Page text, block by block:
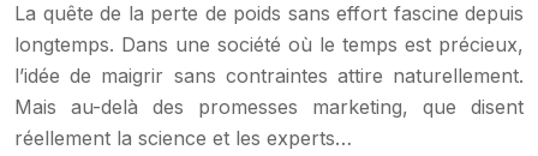
La quête de la perte de poids sans effort fascine depuis
longtemps. Dans une société où le temps est précieux,
l’idée de maigrir sans contraintes attire naturellement.
Mais au-delà des promesses marketing, que disent
réellement la science et les experts…